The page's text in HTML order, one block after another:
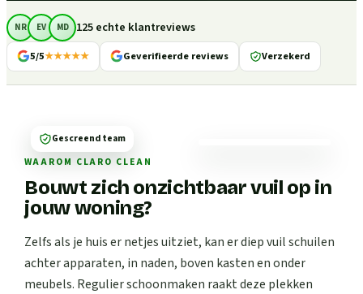
NR EV MD 125 echte klantreviews
5/5★★★★★ Geverifieerde reviews Verzekerd
WAAROM CLARO CLEAN
Bouwt zich onzichtbaar vuil op in
jouw woning?
Zelfs als je huis er netjes uitziet, kan er diep vuil schuilen
achter apparaten, in naden, boven kasten en onder
meubels. Regulier schoonmaken raakt deze plekken
Gescreend team